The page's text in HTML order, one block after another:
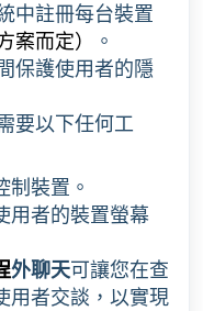
中註冊每台裝置
案而定）
。
保護使用者的隱
要以下任何工
制裝置。
用者的裝置螢幕
外聊天可讓您在查
用者交談，以實現